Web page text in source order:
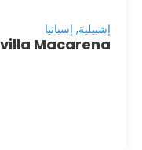
إشبيلية, إسبانيا
Macarena